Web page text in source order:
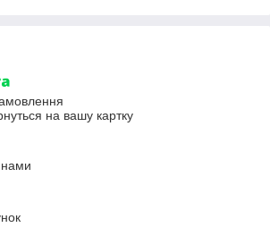
на вашу картку